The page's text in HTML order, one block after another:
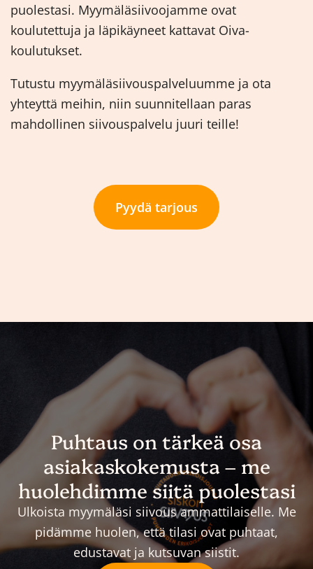
puolestasi. Myymäläsiivoojamme ovat
koulutettuja ja läpikäyneet kattavat Oiva-
koulutukset.
Tutustu myymäläsiivouspalveluumme ja ota
yhteyttä meihin, niin suunnitellaan paras
mahdollinen siivouspalvelu juuri teille!
Pyydä tarjous
Puhtaus on tärkeä osa
asiakaskokemusta – me
huolehdimme siitä puolestasi
Ulkoista myymäläsi siivous ammattilaiselle. Me
pidämme huolen, että tilasi ovat puhtaat,
edustavat ja kutsuvan siistit.